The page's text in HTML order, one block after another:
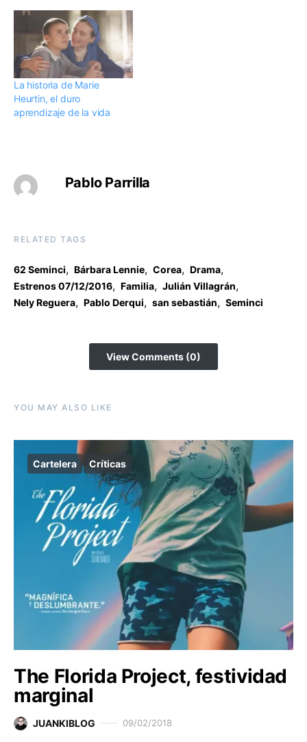
La historia de Marie
Heurtin, el duro
aprendizaje de la vida
Pablo Parrilla
RELATED TAGS
62 Seminci, Bárbara Lennie, Corea, Drama,
Estrenos 07/12/2016, Familia, Julián Villagrán,
Nely Reguera, Pablo Derqui, san sebastián, Seminci
View Comments (0)
YOU MAY ALSO LIKE
Cartelera Críticas
The Florida Project, festividad
marginal
JUANKIBLOG 09/02/2018